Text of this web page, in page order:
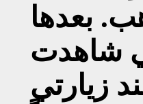
بعدها
شاهدت
زيارتي